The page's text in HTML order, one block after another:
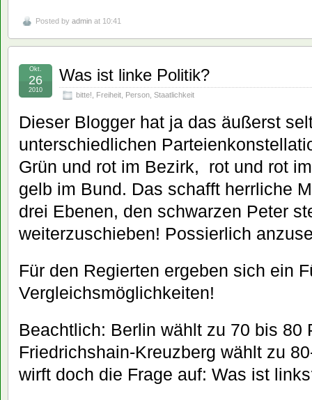
Posted by admin at 10:41
Was ist linke Politik?
bitte! Freiheit Person Staatlichkeit
Okt.
26
2010
Dieser Blogger hat ja das äußerst
unterschiedlichen
Grün und rot im Bezirk, rot und rot
gelb im Bund. Das schafft herrliche
drei Ebenen, den schwarzen Peter
weiterzuschieben! Possierlich
Für den Regierten ergeben sich ein
Vergleichsmöglichkeiten!
Beachtlich: Berlin wählt zu 70 bis 80
Friedrichshain-Kreuzberg wählt zu
wirft doch die Frage auf: Was ist